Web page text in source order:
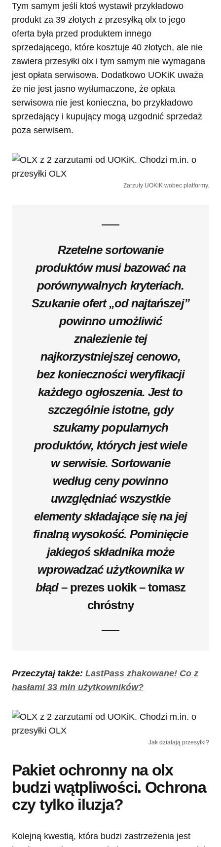
Tym samym jeśli ktoś wystawił przykładowo
produkt za 39 złotych z przesyłką olx to jego
oferta była przed produktem innego
sprzedającego, które kosztuje 40 złotych, ale nie
zawiera przesyłki olx i tym samym nie wymagana
jest opłata serwisowa. Dodatkowo UOKiK uważa
że nie jest jasno wytłumaczone, że opłata
serwisowa nie jest konieczna, bo przykładowo
sprzedający i kupujący mogą uzgodnić sprzedaż
poza serwisem.
Zarzuty UOKiK wobec platformy.
Rzetelne sortowanie
produktów musi bazować na
porównywalnych kryteriach.
Szukanie ofert „od najtańszej”
powinno umożliwić
znalezienie tej
najkorzystniejszej cenowo,
bez konieczności weryfikacji
każdego ogłoszenia. Jest to
szczególnie istotne, gdy
szukamy popularnych
produktów, których jest wiele
w serwisie. Sortowanie
według ceny powinno
uwzględniać wszystkie
elementy składające się na jej
finalną wysokość. Pominięcie
jakiegoś składnika może
wprowadzać użytkownika w
błąd– prezes uokik – tomasz
chróstny
Przeczytaj także: LastPass zhakowane! Co z
hasłami 33 mln użytkowników?
Jak działają przesyłki?
Pakiet ochronny na olx
budzi wątpliwości. Ochrona
czy tylko iluzja?
Kolejną kwestią, która budzi zastrzeżenia jest